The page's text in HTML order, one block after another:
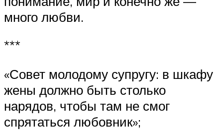
много любви.
***
«Совет молодому супругу: в шкафу
жены должно быть столько
нарядов, чтобы там не смог
спрятаться любовник»;